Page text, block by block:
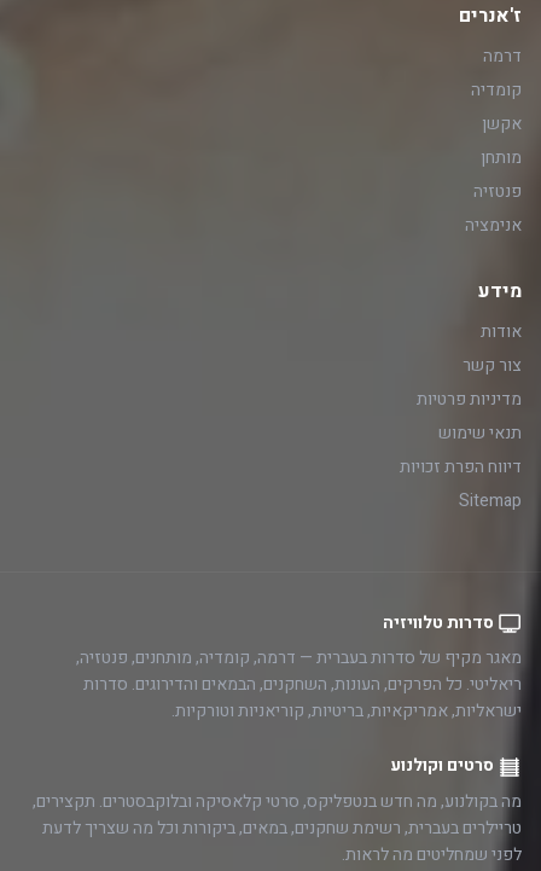
ז'אנרים
דרמה
קומדיה
אקשן
מותחן
פנטזיה
אנימציה
מידע
אודות
צור קשר
מדיניות פרטיות
תנאי שימוש
דיווח הפרת זכויות
Sitemap
סדרות טלוויזיה
מאגר מקיף של סדרות בעברית — דרמה, קומדיה, מותחנים, פנטזיה,
ריאליטי. כל הפרקים, העונות, השחקנים, הבמאים והדירוגים. סדרות
ישראליות, אמריקאיות, בריטיות, קוריאניות וטורקיות.
סרטים וקולנוע
מה בקולנוע, מה חדש בנטפליקס, סרטי קלאסיקה ובלוקבסטרים. תקצירים,
טריילרים בעברית, רשימת שחקנים, במאים, ביקורות וכל מה שצריך לדעת
לפני שמחליטים מה לראות.